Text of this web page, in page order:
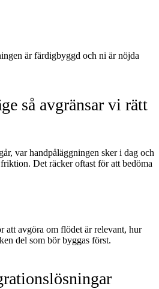
är färdigbyggd och ni är nöjda
så avgränsar vi rätt
var handpåläggningen sker i dag och
Det räcker oftast för att bedöma
att avgöra om flödet är relevant, hur
del som bör byggas först.